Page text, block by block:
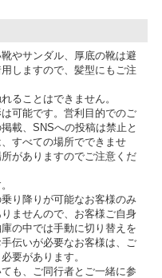
やサンダル、厚底の靴は避
しますので、髪型にもご注
ることはできません。
可能です。営利目的でのご
載、SNSへの投稿は禁止と
すべての場所でできませ
がありますのでご注意くだ
り降りが可能なお客様のみ
ませんので、お客様ご自身
の中では手動に切り替えを
伝いが必要なお客様は、ご
要があります。
も、ご同行者とご一緒に参